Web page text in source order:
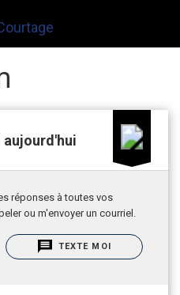
aujourd'hui
réponses à toutes vos
ou m'envoyer un courriel.
TEXTE MOI